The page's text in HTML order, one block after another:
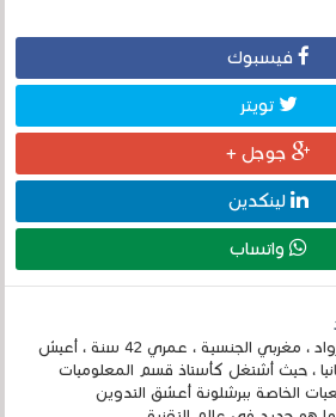
فيسبوك
تويتر
جوجل +
لينكدين
واتساب
إسمي الكامل الحسين مزواد ، مغربي الجنسية ، عمري 42 سنة ، أعيش
، حيث أشتغل كأستاذ قسم المعلوميات
الخاصة ببرشلونة أعشق التدوين